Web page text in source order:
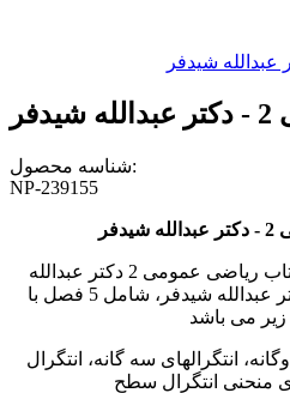
شناسه محصول:
NP-239155
مشخصات و خرید اینترنتی کتاب ریاضی عمومی 2 دکتر عبدالله
شیدفر نشر دالفک، تألیف دکتر عبدالله شیدفر، شامل 5 فصل با
انتگرالهای سه گانه، انتگرال
منحنی انتگرال سطح